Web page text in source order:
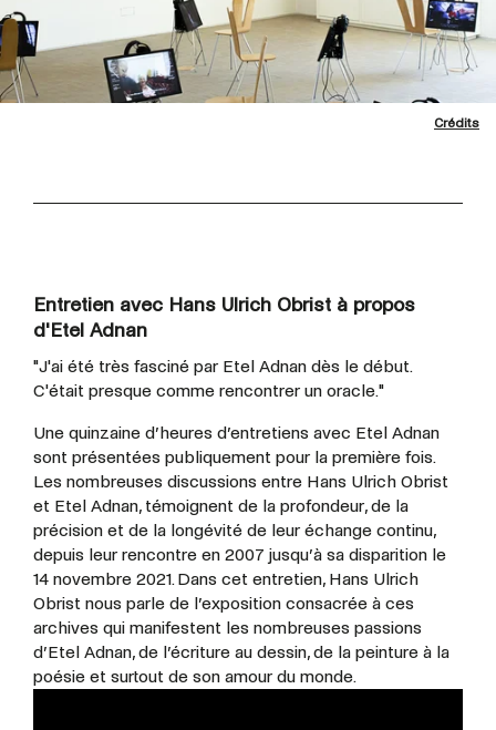
Crédits
Entretien avec Hans Ulrich Obrist à propos
d'Etel Adnan
"J'ai été très fasciné par Etel Adnan dès le début.
C'était presque comme rencontrer un oracle."
Une quinzaine d’heures d’entretiens avec Etel Adnan
sont présentées publiquement pour la première fois.
Les nombreuses discussions entre Hans Ulrich Obrist
et Etel Adnan, témoignent de la profondeur, de la
précision et de la longévité de leur échange continu,
depuis leur rencontre en 2007 jusqu’à sa disparition le
14 novembre 2021. Dans cet entretien, Hans Ulrich
Obrist nous parle de l’exposition consacrée à ces
archives qui manifestent les nombreuses passions
d’Etel Adnan, de l’écriture au dessin, de la peinture à la
poésie et surtout de son amour du monde.